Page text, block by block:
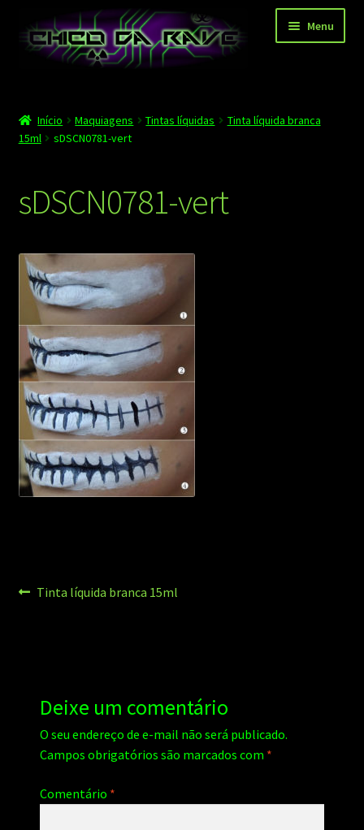
para
navegação
para
Menu
Depoimentos
Carrinho
Minha conta
Contato
Início Maquiagens Tintas líquidas
Tinta líquida branca
15ml
sDSCN0781-vert
sDSCN0781-vert
Navegação
Post
Tinta líquida branca 15ml
Deixe um comentário
O seu endereço de e-mail não será publicado.
Campos obrigatórios são marcados com *
Comentário *